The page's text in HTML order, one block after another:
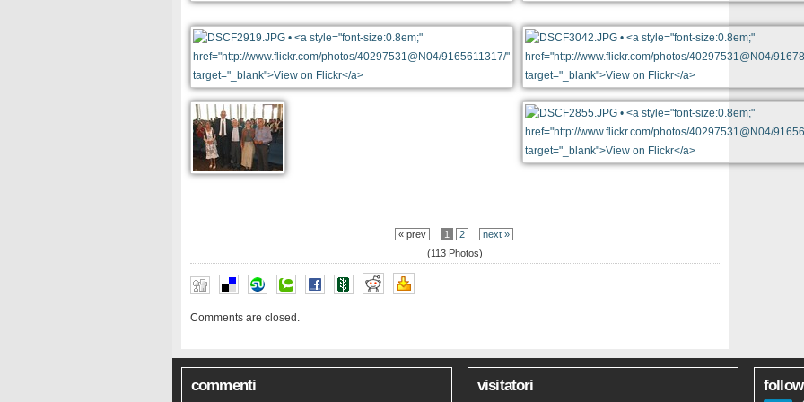
« prev 1 2
next »
(113 Photos)
Comments are closed.
commenti visitatori